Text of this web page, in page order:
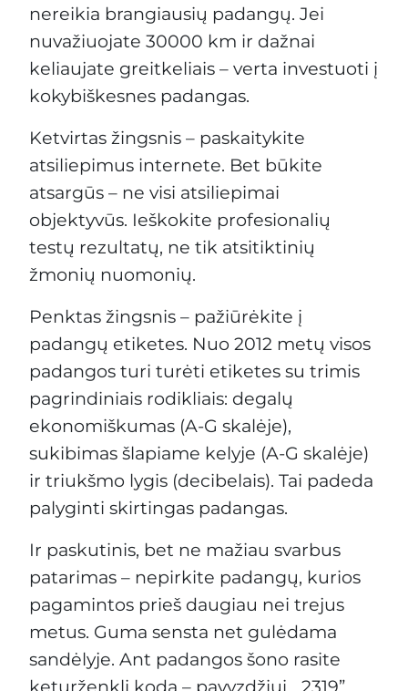
nereikia brangiausių padangų. Jei
nuvažiuojate 30000 km ir dažnai
keliaujate greitkeliais – verta investuoti į
kokybiškesnes padangas.
Ketvirtas žingsnis – paskaitykite
atsiliepimus internete. Bet būkite
atsargūs – ne visi atsiliepimai
objektyvūs. Ieškokite profesionalių
testų rezultatų, ne tik atsitiktinių
žmonių nuomonių.
Penktas žingsnis – pažiūrėkite į
padangų etiketes. Nuo 2012 metų visos
padangos turi turėti etiketes su trimis
pagrindiniais rodikliais: degalų
ekonomiškumas (A-G skalėje),
sukibimas šlapiame kelyje (A-G skalėje)
ir triukšmo lygis (decibelais). Tai padeda
palyginti skirtingas padangas.
Ir paskutinis, bet ne mažiau svarbus
patarimas – nepirkite padangų, kurios
pagamintos prieš daugiau nei trejus
metus. Guma sensta net gulėdama
sandėlyje. Ant padangos šono rasite
keturženklį kodą – pavyzdžiui, „2319”